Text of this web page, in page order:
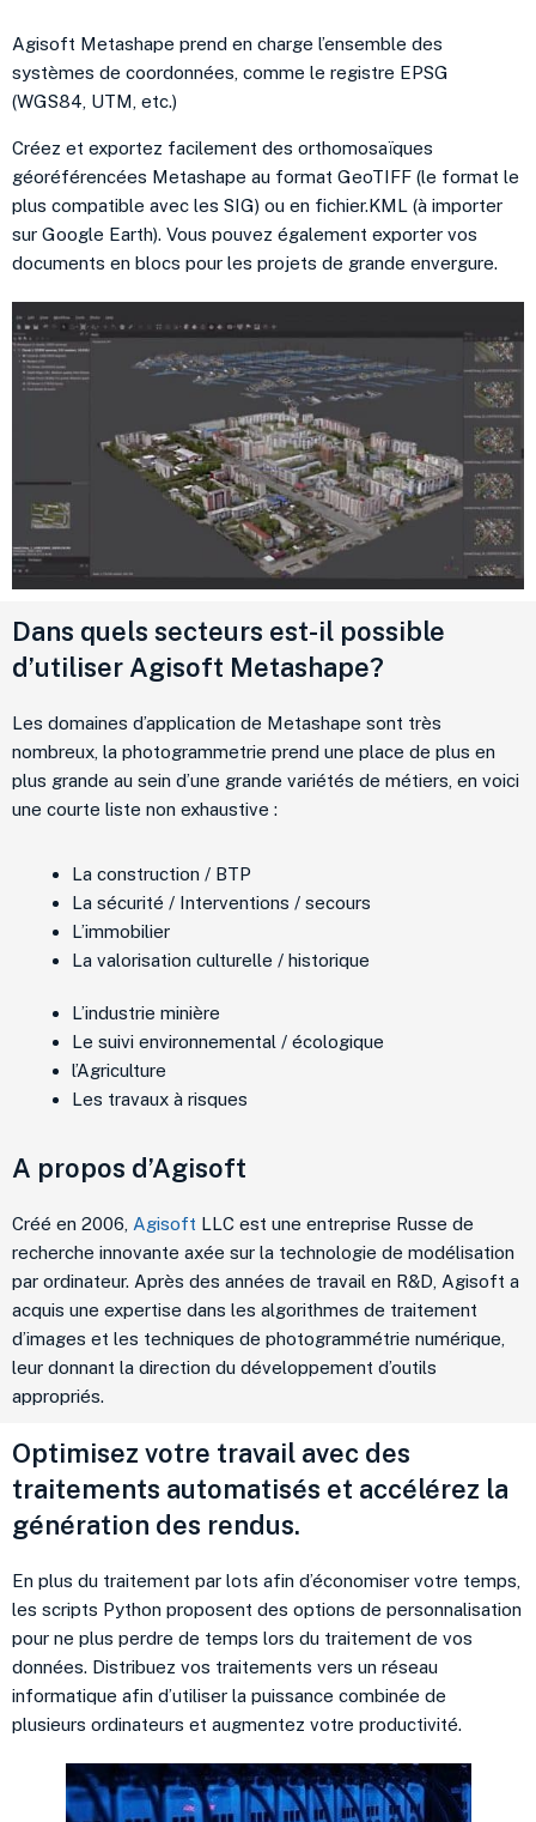
Agisoft Metashape prend en charge l’ensemble des
systèmes de coordonnées, comme le registre EPSG
(WGS84, UTM, etc.)
Créez et exportez facilement des orthomosaïques
géoréférencées Metashape au format GeoTIFF (le format le
plus compatible avec les SIG) ou en fichier.KML (à importer
sur Google Earth). Vous pouvez également exporter vos
documents en blocs pour les projets de grande envergure.
Dans quels secteurs est-il possible
d’utiliser Agisoft Metashape?
Les domaines d’application de Metashape sont très
nombreux, la photogrammetrie prend une place de plus en
plus grande au sein d’une grande variétés de métiers, en voici
une courte liste non exhaustive :
La construction / BTP
La sécurité / Interventions / secours
L’immobilier
La valorisation culturelle / historique
L’industrie minière
Le suivi environnemental / écologique
l’Agriculture
Les travaux à risques
A propos d’Agisoft
Créé en 2006, Agisoft LLC est une entreprise Russe de
recherche innovante axée sur la technologie de modélisation
par ordinateur. Après des années de travail en R&D, Agisoft a
acquis une expertise dans les algorithmes de traitement
d’images et les techniques de photogrammétrie numérique,
leur donnant la direction du développement d’outils
appropriés.
Optimisez votre travail avec des
traitements automatisés et accélérez la
génération des rendus.
En plus du traitement par lots afin d’économiser votre temps,
les scripts Python proposent des options de personnalisation
pour ne plus perdre de temps lors du traitement de vos
données. Distribuez vos traitements vers un réseau
informatique afin d’utiliser la puissance combinée de
plusieurs ordinateurs et augmentez votre productivité.